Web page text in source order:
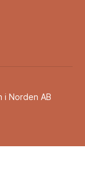
i Norden AB